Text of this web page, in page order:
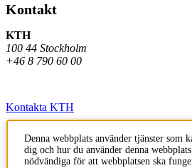
Kontakt
KTH
100 44 Stockholm
+46 8 790 60 00
Kontakta KTH
Jobba på KTH
Press och media
Denna webbplats använder tjänster som
dig och hur du använder denna
nödvändiga för att webbplatsen ska